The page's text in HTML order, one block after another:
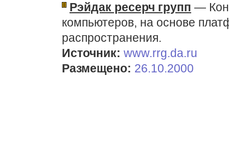
Рэйдак ресерч групп —
компьютеров, на основе
распространения.
Источник: www.rrg.da.ru
Размещено: 26.10.2000